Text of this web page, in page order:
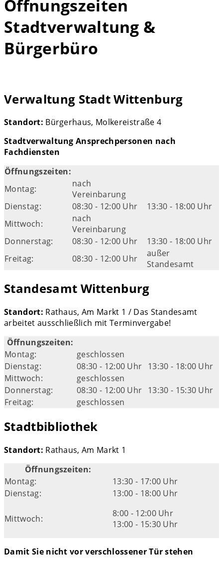
Öffnungszeiten
Stadtverwaltung &
Bürgerbüro
Verwaltung Stadt Wittenburg
Standort: Bürgerhaus, Molkereistraße 4
Stadtverwaltung Ansprechpersonen nach
Fachdiensten
Öffnungszeiten:
Montag:
nach
Vereinbarung
Dienstag:
08:30 - 12:00 Uhr
13:30 - 18:00 Uhr
Mittwoch:
nach
Vereinbarung
Donnerstag:
08:30 - 12:00 Uhr
13:30 - 18:00 Uhr
Freitag:
08:30 - 12:00 Uhr
außer
Standesamt
Standesamt Wittenburg
Standort: Rathaus, Am Markt 1 / Das Standesamt
arbeitet ausschließlich mit Terminvergabe!
Öffnungszeiten:
Montag:
geschlossen
Dienstag:
08:30 - 12:00 Uhr 13:30 - 18:00 Uhr
Mittwoch:
geschlossen
Donnerstag:
08:30 - 12:00 Uhr 13:30 - 15:30 Uhr
Freitag:
geschlossen
Stadtbibliothek
Standort: Rathaus, Am Markt 1
Öffnungszeiten:
Montag:
13:30 - 17:00 Uhr
Dienstag:
13:00 - 18:00 Uhr
Mittwoch:
8:00 - 12:00 Uhr
13:00 - 15:30 Uhr
Damit Sie nicht vor verschlossener Tür stehen